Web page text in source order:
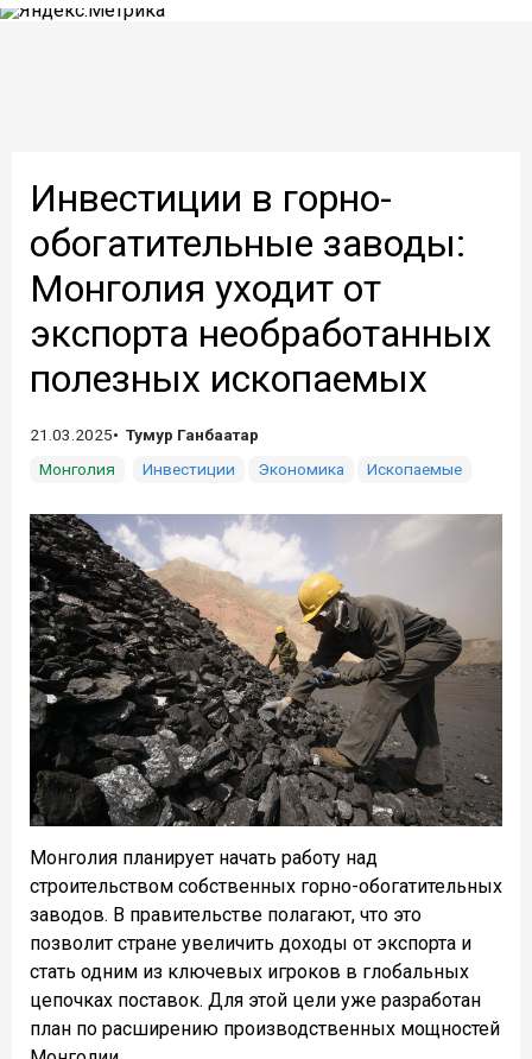
Инвестиции в горно-
обогатительные заводы:
Монголия уходит от
экспорта необработанных
полезных ископаемых
21.03.2025
Тумур Ганбаатар
Монголия
Инвестиции Экономика Ископаемые
Монголия планирует начать работу над
строительством собственных горно-обогатительных
заводов. В правительстве полагают, что это
позволит стране увеличить доходы от экспорта и
стать одним из ключевых игроков в глобальных
цепочках поставок. Для этой цели уже разработан
план по расширению производственных мощностей